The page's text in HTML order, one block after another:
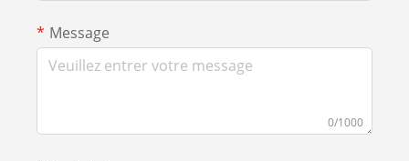
Message
0/1000